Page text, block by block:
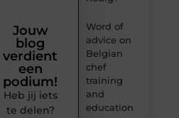
Word of
advice on
Belgian
chef
training
and
education
Jouw
blog
verdient
een
podium!
Heb jij iets
te delen?